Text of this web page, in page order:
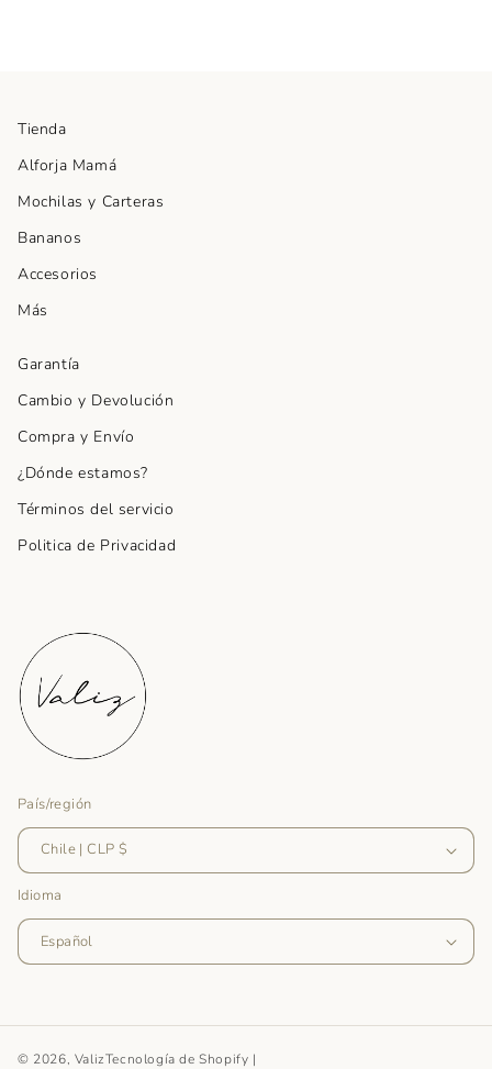
Tienda
Alforja Mamá
Mochilas y Carteras
Bananos
Accesorios
Más
Garantía
Cambio y Devolución
Compra y Envío
¿Dónde estamos?
Términos del servicio
Politica de Privacidad
País/región
Chile | CLP $
Idioma
Español
© 2026, ValizTecnología de Shopify |